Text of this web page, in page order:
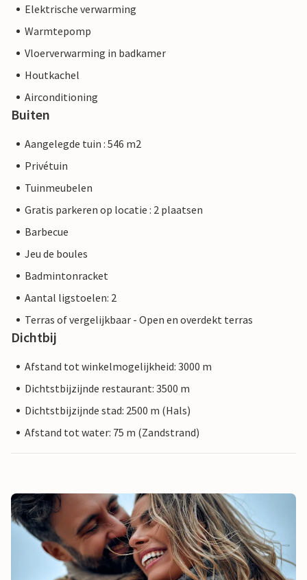
Elektrische verwarming
Warmtepomp
Vloerverwarming in badkamer
Houtkachel
Airconditioning
Buiten
Aangelegde tuin : 546 m2
Privétuin
Tuinmeubelen
Gratis parkeren op locatie : 2 plaatsen
Barbecue
Jeu de boules
Badmintonracket
Aantal ligstoelen: 2
Terras of vergelijkbaar - Open en overdekt terras
Dichtbij
Afstand tot winkelmogelijkheid: 3000 m
Dichtstbijzijnde restaurant: 3500 m
Dichtstbijzijnde stad: 2500 m (Hals)
Afstand tot water: 75 m (Zandstrand)